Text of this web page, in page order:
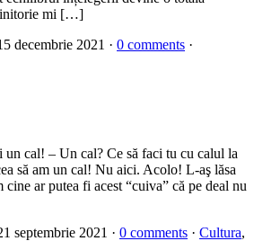
mi […]
decembrie 2021 · 0 comments ·
cal! – Un cal? Ce să faci tu cu calul la
să am un cal! Nu aici. Acolo! L-aş lăsa
ar putea fi acest “cuiva” că pe deal nu
septembrie 2021 · 0 comments · Cultura,